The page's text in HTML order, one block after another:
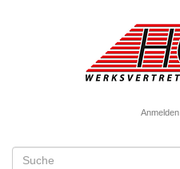
Anmelden